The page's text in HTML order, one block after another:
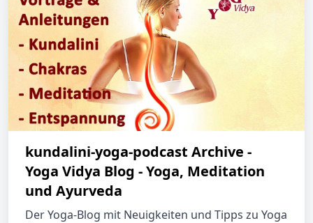
kundalini-yoga-podcast Archive -
Yoga Vidya Blog - Yoga, Meditation
und Ayurveda
Der Yoga-Blog mit Neuigkeiten und Tipps zu Yoga